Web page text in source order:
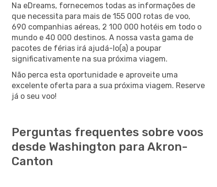
Na eDreams, fornecemos todas as informações de
que necessita para mais de 155 000 rotas de voo,
690 companhias aéreas, 2 100 000 hotéis em todo o
mundo e 40 000 destinos. A nossa vasta gama de
pacotes de férias irá ajudá-lo(a) a poupar
significativamente na sua próxima viagem.
Não perca esta oportunidade e aproveite uma
excelente oferta para a sua próxima viagem. Reserve
já o seu voo!
Perguntas frequentes sobre voos
desde Washington para Akron-
Canton